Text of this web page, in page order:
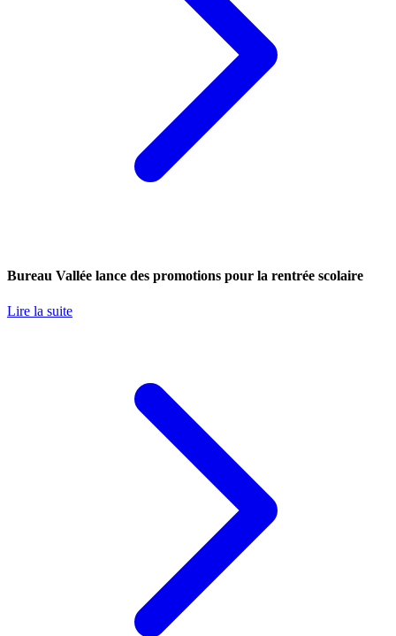
Bureau Vallée lance des promotions pour la rentrée scolaire
Lire la suite